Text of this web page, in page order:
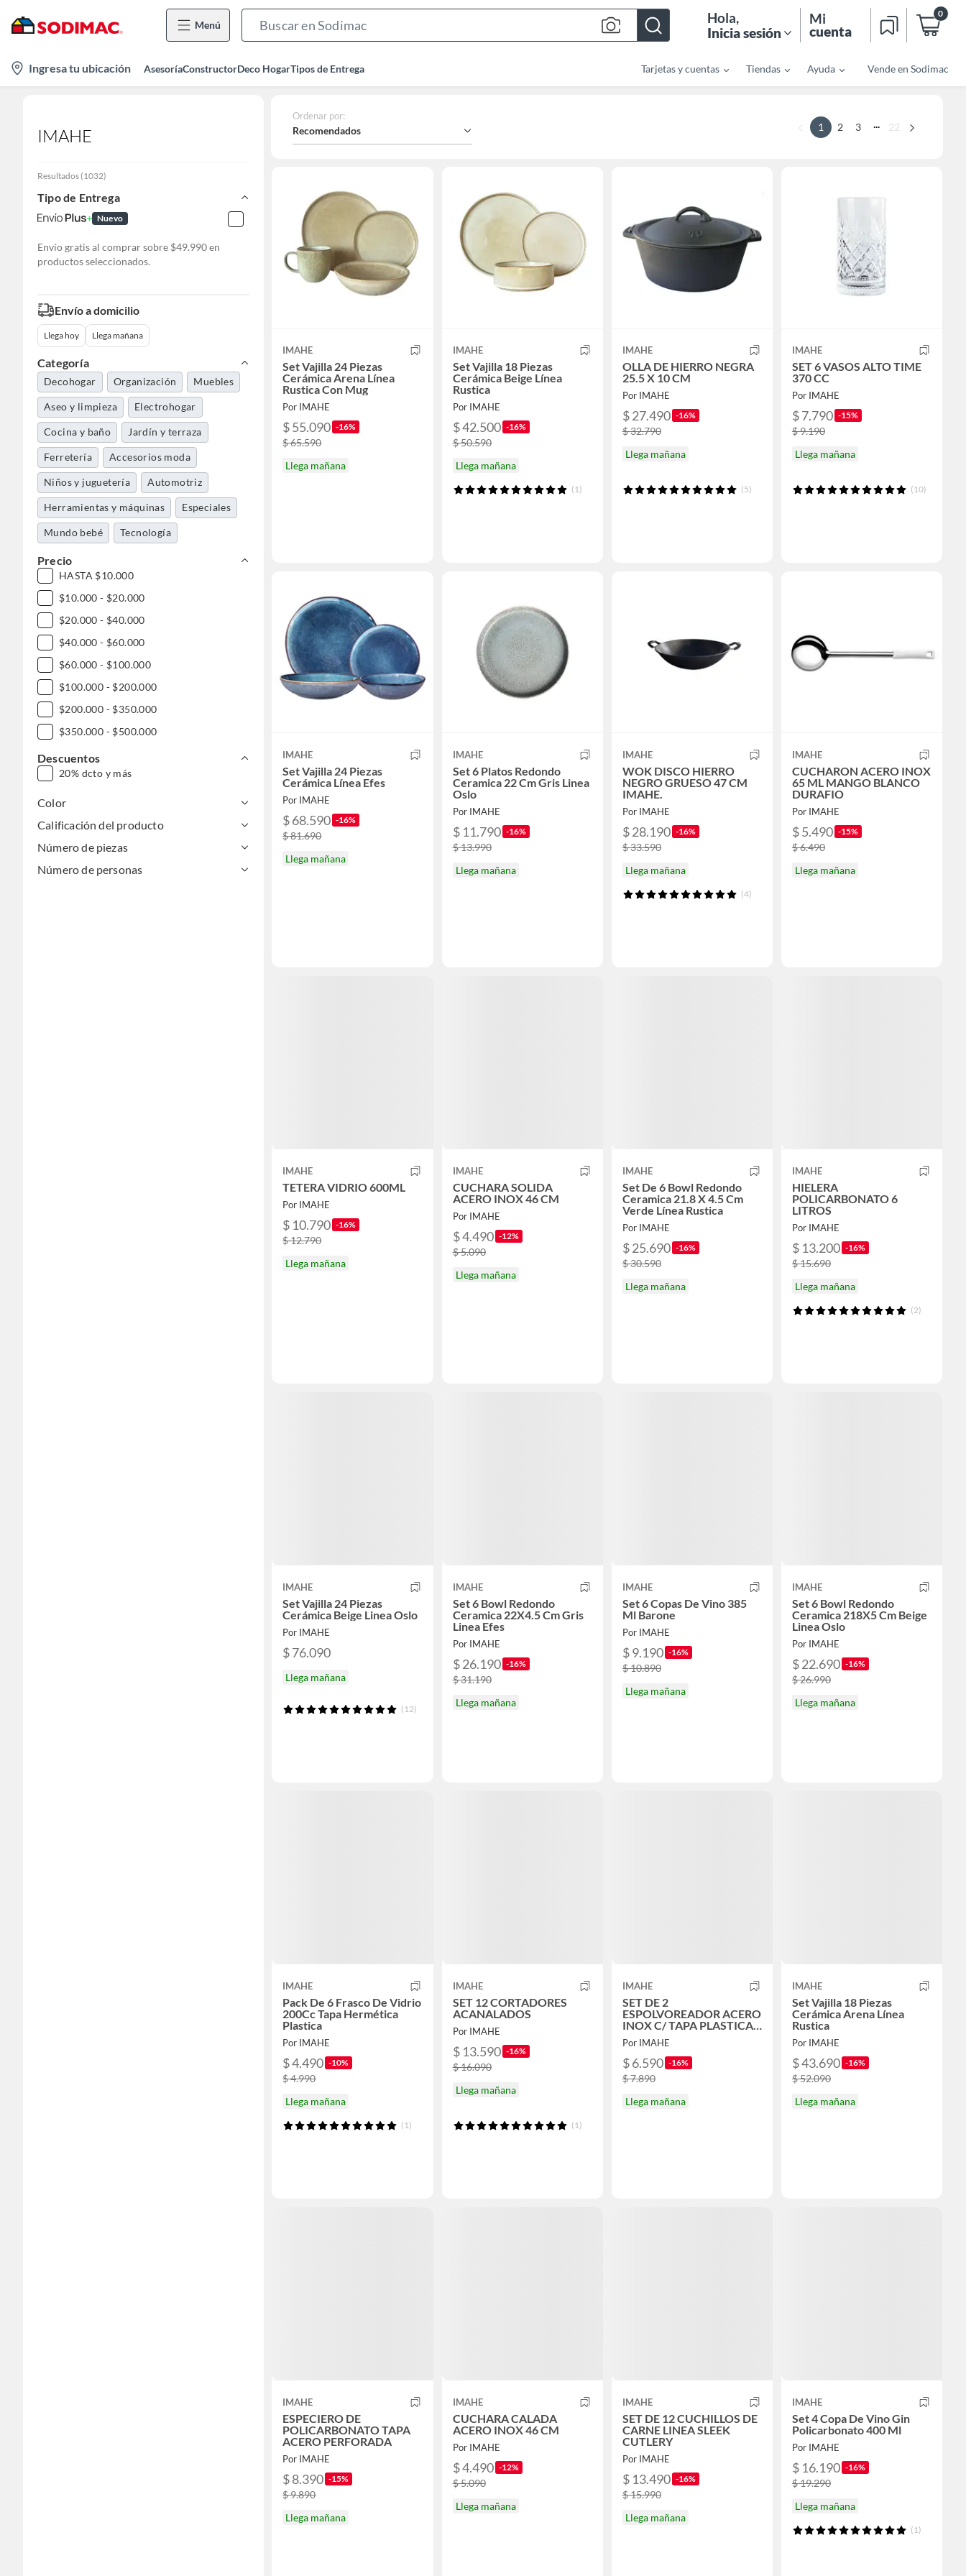
Menú
Bar
Hola,
Inicia sesión
Mi
cuenta
0
location-
icon
Ingresa tu ubicación AsesoríaConstructorDeco HogarTipos de Entrega Tarjetas y cuentas Tiendas Ayuda Vende en Sodimac
IMAHE
Resultados (1032)
Tipo de Entrega
Nuevo
Envío gratis al comprar sobre $49.990 en
productos seleccionados.
Envío a domicilio
Llega hoy Llega mañana
Categoría
Decohogar Organización Muebles
Aseo y limpieza Electrohogar
Cocina y baño Jardín y terraza
Ferretería Accesorios moda
Niños y juguetería Automotriz
Herramientas y máquinas Especiales
Mundo bebé Tecnología
Precio
HASTA $10.000
$10.000 - $20.000
$20.000 - $40.000
$40.000 - $60.000
$60.000 - $100.000
$100.000 - $200.000
$200.000 - $350.000
$350.000 - $500.000
$500.000 - $1.000.000
DESDE $1.000.000
Descuentos
20% dcto y más
Color
Calificación del producto
Número de piezas
Número de personas
Ordenar por:
Recomendados 1 2 3 ... 22
IMAHE
Set Vajilla 24 Piezas
Cerámica Arena Línea
Rustica Con Mug
Por IMAHE
$ 55.090 -16%
$ 65.590
Llega mañana
IMAHE
Set Vajilla 18 Piezas
Cerámica Beige Línea
Rustica
Por IMAHE
$ 42.500 -16%
$ 50.590
Llega mañana
(1)
IMAHE
OLLA DE HIERRO NEGRA
25.5 X 10 CM
Por IMAHE
$ 27.490 -16%
$ 32.790
Llega mañana
(5)
IMAHE
SET 6 VASOS ALTO TIME
370 CC
Por IMAHE
$ 7.790 -15%
$ 9.190
Llega mañana
(10)
IMAHE
Set Vajilla 24 Piezas
Cerámica Línea Efes
Por IMAHE
$ 68.590 -16%
$ 81.690
Llega mañana
IMAHE
Set 6 Platos Redondo
Ceramica 22 Cm Gris Linea
Oslo
Por IMAHE
$ 11.790 -16%
$ 13.990
Llega mañana
IMAHE
WOK DISCO HIERRO
NEGRO GRUESO 47 CM
IMAHE.
Por IMAHE
$ 28.190 -16%
$ 33.590
Llega mañana
(4)
IMAHE
CUCHARON ACERO INOX
65 ML MANGO BLANCO
DURAFIO
Por IMAHE
$ 5.490 -15%
$ 6.490
Llega mañana
IMAHE
TETERA VIDRIO 600ML
Por IMAHE
$ 10.790 -16%
$ 12.790
Llega mañana
IMAHE
CUCHARA SOLIDA
ACERO INOX 46 CM
Por IMAHE
$ 4.490 -12%
$ 5.090
Llega mañana
IMAHE
Set De 6 Bowl Redondo
Ceramica 21.8 X 4.5 Cm
Verde Línea Rustica
Por IMAHE
$ 25.690 -16%
$ 30.590
Llega mañana
IMAHE
HIELERA
POLICARBONATO 6
LITROS
Por IMAHE
$ 13.200 -16%
$ 15.690
Llega mañana
(2)
IMAHE
Set Vajilla 24 Piezas
Cerámica Beige Linea Oslo
Por IMAHE
$ 76.090
Llega mañana
(12)
IMAHE
Set 6 Bowl Redondo
Ceramica 22X4.5 Cm Gris
Linea Efes
Por IMAHE
$ 26.190 -16%
$ 31.190
Llega mañana
IMAHE
Set 6 Copas De Vino 385
Ml Barone
Por IMAHE
$ 9.190 -16%
$ 10.890
Llega mañana
IMAHE
Set 6 Bowl Redondo
Ceramica 218X5 Cm Beige
Linea Oslo
Por IMAHE
$ 22.690 -16%
$ 26.990
Llega mañana
IMAHE
Pack De 6 Frasco De Vidrio
200Cc Tapa Hermética
Plastica
Por IMAHE
$ 4.490 -10%
$ 4.990
Llega mañana
(1)
IMAHE
SET 12 CORTADORES
ACANALADOS
Por IMAHE
$ 13.590 -16%
$ 16.090
Llega mañana
(1)
IMAHE
SET DE 2
ESPOLVOREADOR ACERO
INOX C/ TAPA PLASTICA
300 ml
Por IMAHE
$ 6.590 -16%
$ 7.890
Llega mañana
IMAHE
Set Vajilla 18 Piezas
Cerámica Arena Línea
Rustica
Por IMAHE
$ 43.690 -16%
$ 52.090
Llega mañana
IMAHE
ESPECIERO DE
POLICARBONATO TAPA
ACERO PERFORADA
Por IMAHE
$ 8.390 -15%
$ 9.890
Llega mañana
IMAHE
CUCHARA CALADA
ACERO INOX 46 CM
Por IMAHE
$ 4.490 -12%
$ 5.090
Llega mañana
IMAHE
SET DE 12 CUCHILLOS DE
CARNE LINEA SLEEK
CUTLERY
Por IMAHE
$ 13.490 -16%
$ 15.990
Llega mañana
IMAHE
Set 4 Copa De Vino Gin
Policarbonato 400 Ml
Por IMAHE
$ 16.190 -16%
$ 19.290
Llega mañana
(1)